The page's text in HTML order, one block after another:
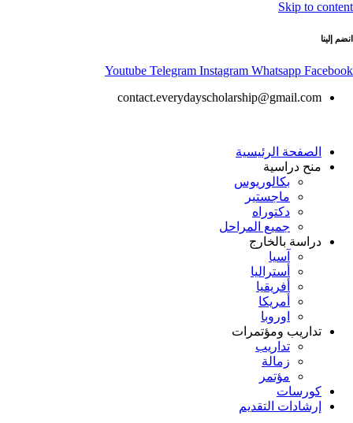
Skip to content
انضم إلينا
Youtube Telegram Instagram Whatsapp Facebook
contact.everydayscholarship@gmail.com
الصفحة الرئيسية
منح دراسية
بكالوريوس
ماجستير
دكتوراه
جميع المراحل
دراسة بالخارج
آسيا
أستراليا
أفريقيا
أمريكا
اوروبا
تداريب ومؤتمرات
تداريب
زمالة
مؤتمر
كورسات
إرشادات التقديم